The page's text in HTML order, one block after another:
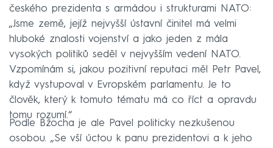
českého prezidenta s armádou i strukturami NATO:
„Jsme země, jejíž nejvyšší ústavní činitel má velmi
hluboké znalosti vojenství a jako jeden z mála
vysokých politiků seděl v nejvyšším vedení NATO.
Vzpomínám si, jakou pozitivní reputaci měl Petr Pavel,
když vystupoval v Evropském parlamentu. Je to
člověk, který k tomuto tématu má co říct a opravdu
tomu rozumí.“
Podle Bžocha je ale Pavel politicky nezkušenou
osobou. „Se vší úctou k panu prezidentovi a k jeho